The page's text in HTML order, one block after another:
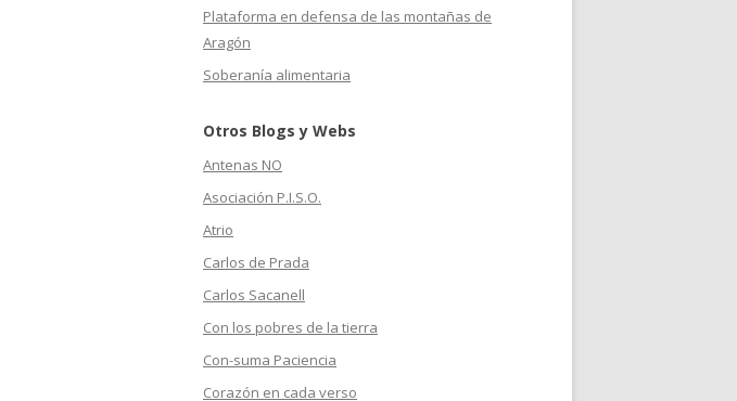
Plataforma en defensa de las montañas de
Aragón
Soberanía alimentaria
Otros Blogs y Webs
Antenas NO
Asociación P.I.S.O.
Atrio
Carlos de Prada
Carlos Sacanell
Con los pobres de la tierra
Con-suma Paciencia
Corazón en cada verso